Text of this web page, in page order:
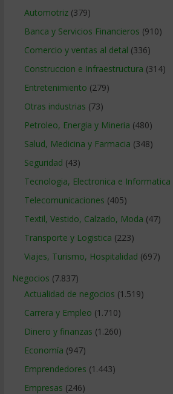
Automotriz(379)
Banca y Servicios Financieros (910)
Comercio y ventas al detal (336)
Construccion e Infraestructura (314)
Entretenimiento (279)
Otras industrias (73)
Petroleo, Energia y Mineria (480)
Salud, Medicina y Farmacia (348)
Seguridad (43)
Tecnologia, Electronica e Informatica
Telecomunicaciones (405)
Textil, Vestido, Calzado, Moda (47)
Transporte y Logistica (223)
Viajes, Turismo, Hospitalidad (697)
Negocios (7.837)
Actualidad de negocios (1.519)
Carrera y Empleo (1.710)
Dinero y finanzas (1.260)
Economía (947)
Emprendedores (1.443)
Empresas (246)